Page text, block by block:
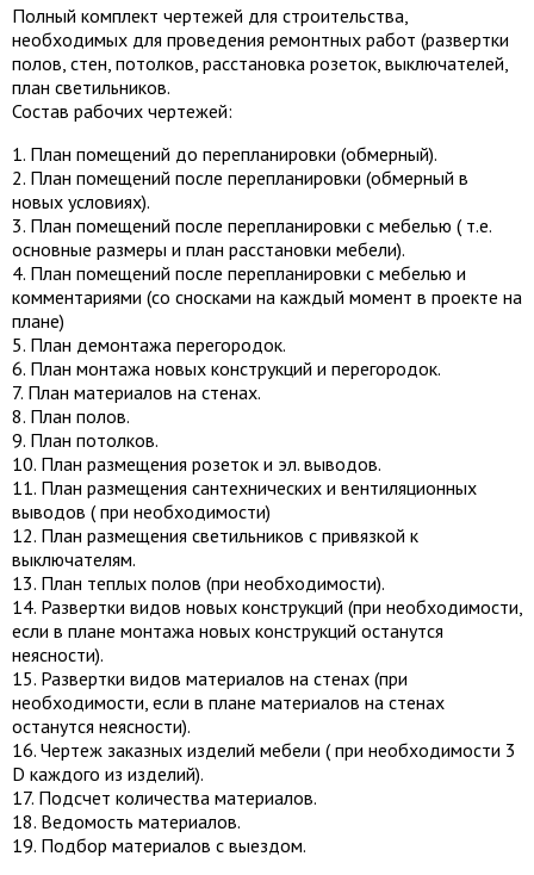
Полный комплект чертежей для строительства,
необходимых для проведения ремонтных работ (развертки
полов, стен, потолков, расстановка розеток, выключателей,
план светильников.
Состав рабочих чертежей:
1. План помещений до перепланировки (обмерный).
2. План помещений после перепланировки (обмерный в
новых условиях).
3. План помещений после перепланировки с мебелью ( т.е.
основные размеры и план расстановки мебели).
4. План помещений после перепланировки с мебелью и
комментариями (со сносками на каждый момент в проекте на
плане)
5. План демонтажа перегородок.
6. План монтажа новых конструкций и перегородок.
7. План материалов на стенах.
8. План полов.
9. План потолков.
10. План размещения розеток и эл. выводов.
11. План размещения сантехнических и вентиляционных
выводов ( при необходимости)
12. План размещения светильников с привязкой к
выключателям.
13. План теплых полов (при необходимости).
14. Развертки видов новых конструкций (при необходимости,
если в плане монтажа новых конструкций останутся
неясности).
15. Развертки видов материалов на стенах (при
необходимости, если в плане материалов на стенах
останутся неясности).
16. Чертеж заказных изделий мебели ( при необходимости 3
D каждого из изделий).
17. Подсчет количества материалов.
18. Ведомость материалов.
19. Подбор материалов с выездом.